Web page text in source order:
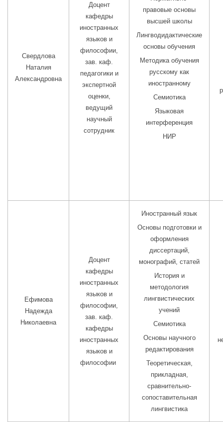
Свердлова
Наталия
Александровна
Доцент
кафедры
иностранных
языков и
философии,
зав. каф.
педагогики и
экспертной
оценки,
ведущий
научный
сотрудник
правовые основы
высшей школы
Лингводидактические
основы обучения
Методика обучения
русскому как
иностранному
Семиотика
Языковая
интерференция
НИР
Ефимова
Надежда
Николаевна
Доцент
кафедры
иностранных
языков и
философии,
зав. каф.
кафедры
иностранных
языков и
философии
Иностранный язык
Основы подготовки и
оформления
диссертаций,
монографий, статей
История и
методология
лингвистических
учений
Семиотика
Основы научного
редактирования
Теоретическая,
прикладная,
сравнительно-
сопоставительная
лингвистика